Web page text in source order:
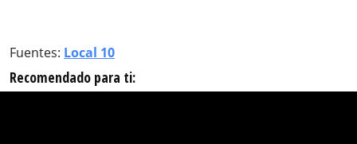
Fuentes: Local 10
Recomendado para ti: